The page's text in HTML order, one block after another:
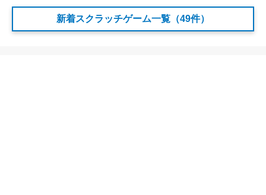
新着スクラッチゲーム一覧（49件）